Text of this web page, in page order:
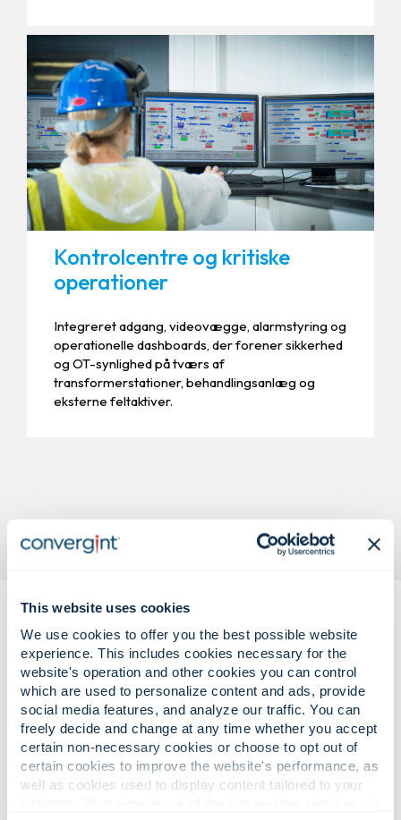
This website uses cookies
We use cookies to offer you the best possible website
experience. This includes cookies necessary for the
website's operation and other cookies you can control
which are used to personalize content and ads, provide
social media features, and analyze our traffic. You can
freely decide and change at any time whether you accept
certain non-necessary cookies or choose to opt out of
certain cookies to improve the website's performance, as
well as cookies used to display content tailored to your
Kontrolcentre og kritiske
operationer
Integreret adgang, videovægge, alarmstyring og
operationelle dashboards, der forener sikkerhed
og OT-synlighed på tværs af
transformerstationer, behandlingsanlæg og
eksterne feltaktiver.
Komplekse driftsmæssige
udfordringer.
Sikre, forsyningsklare løsninger.